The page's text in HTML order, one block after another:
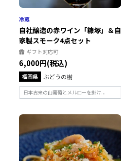
自社醸造の赤ワイン「糠塚」＆自
家製スモーク4点セット
ギフト対応可
6,000円(税込)
福岡県 ぶどうの樹
日本古来の山葡萄とメルローを掛け...